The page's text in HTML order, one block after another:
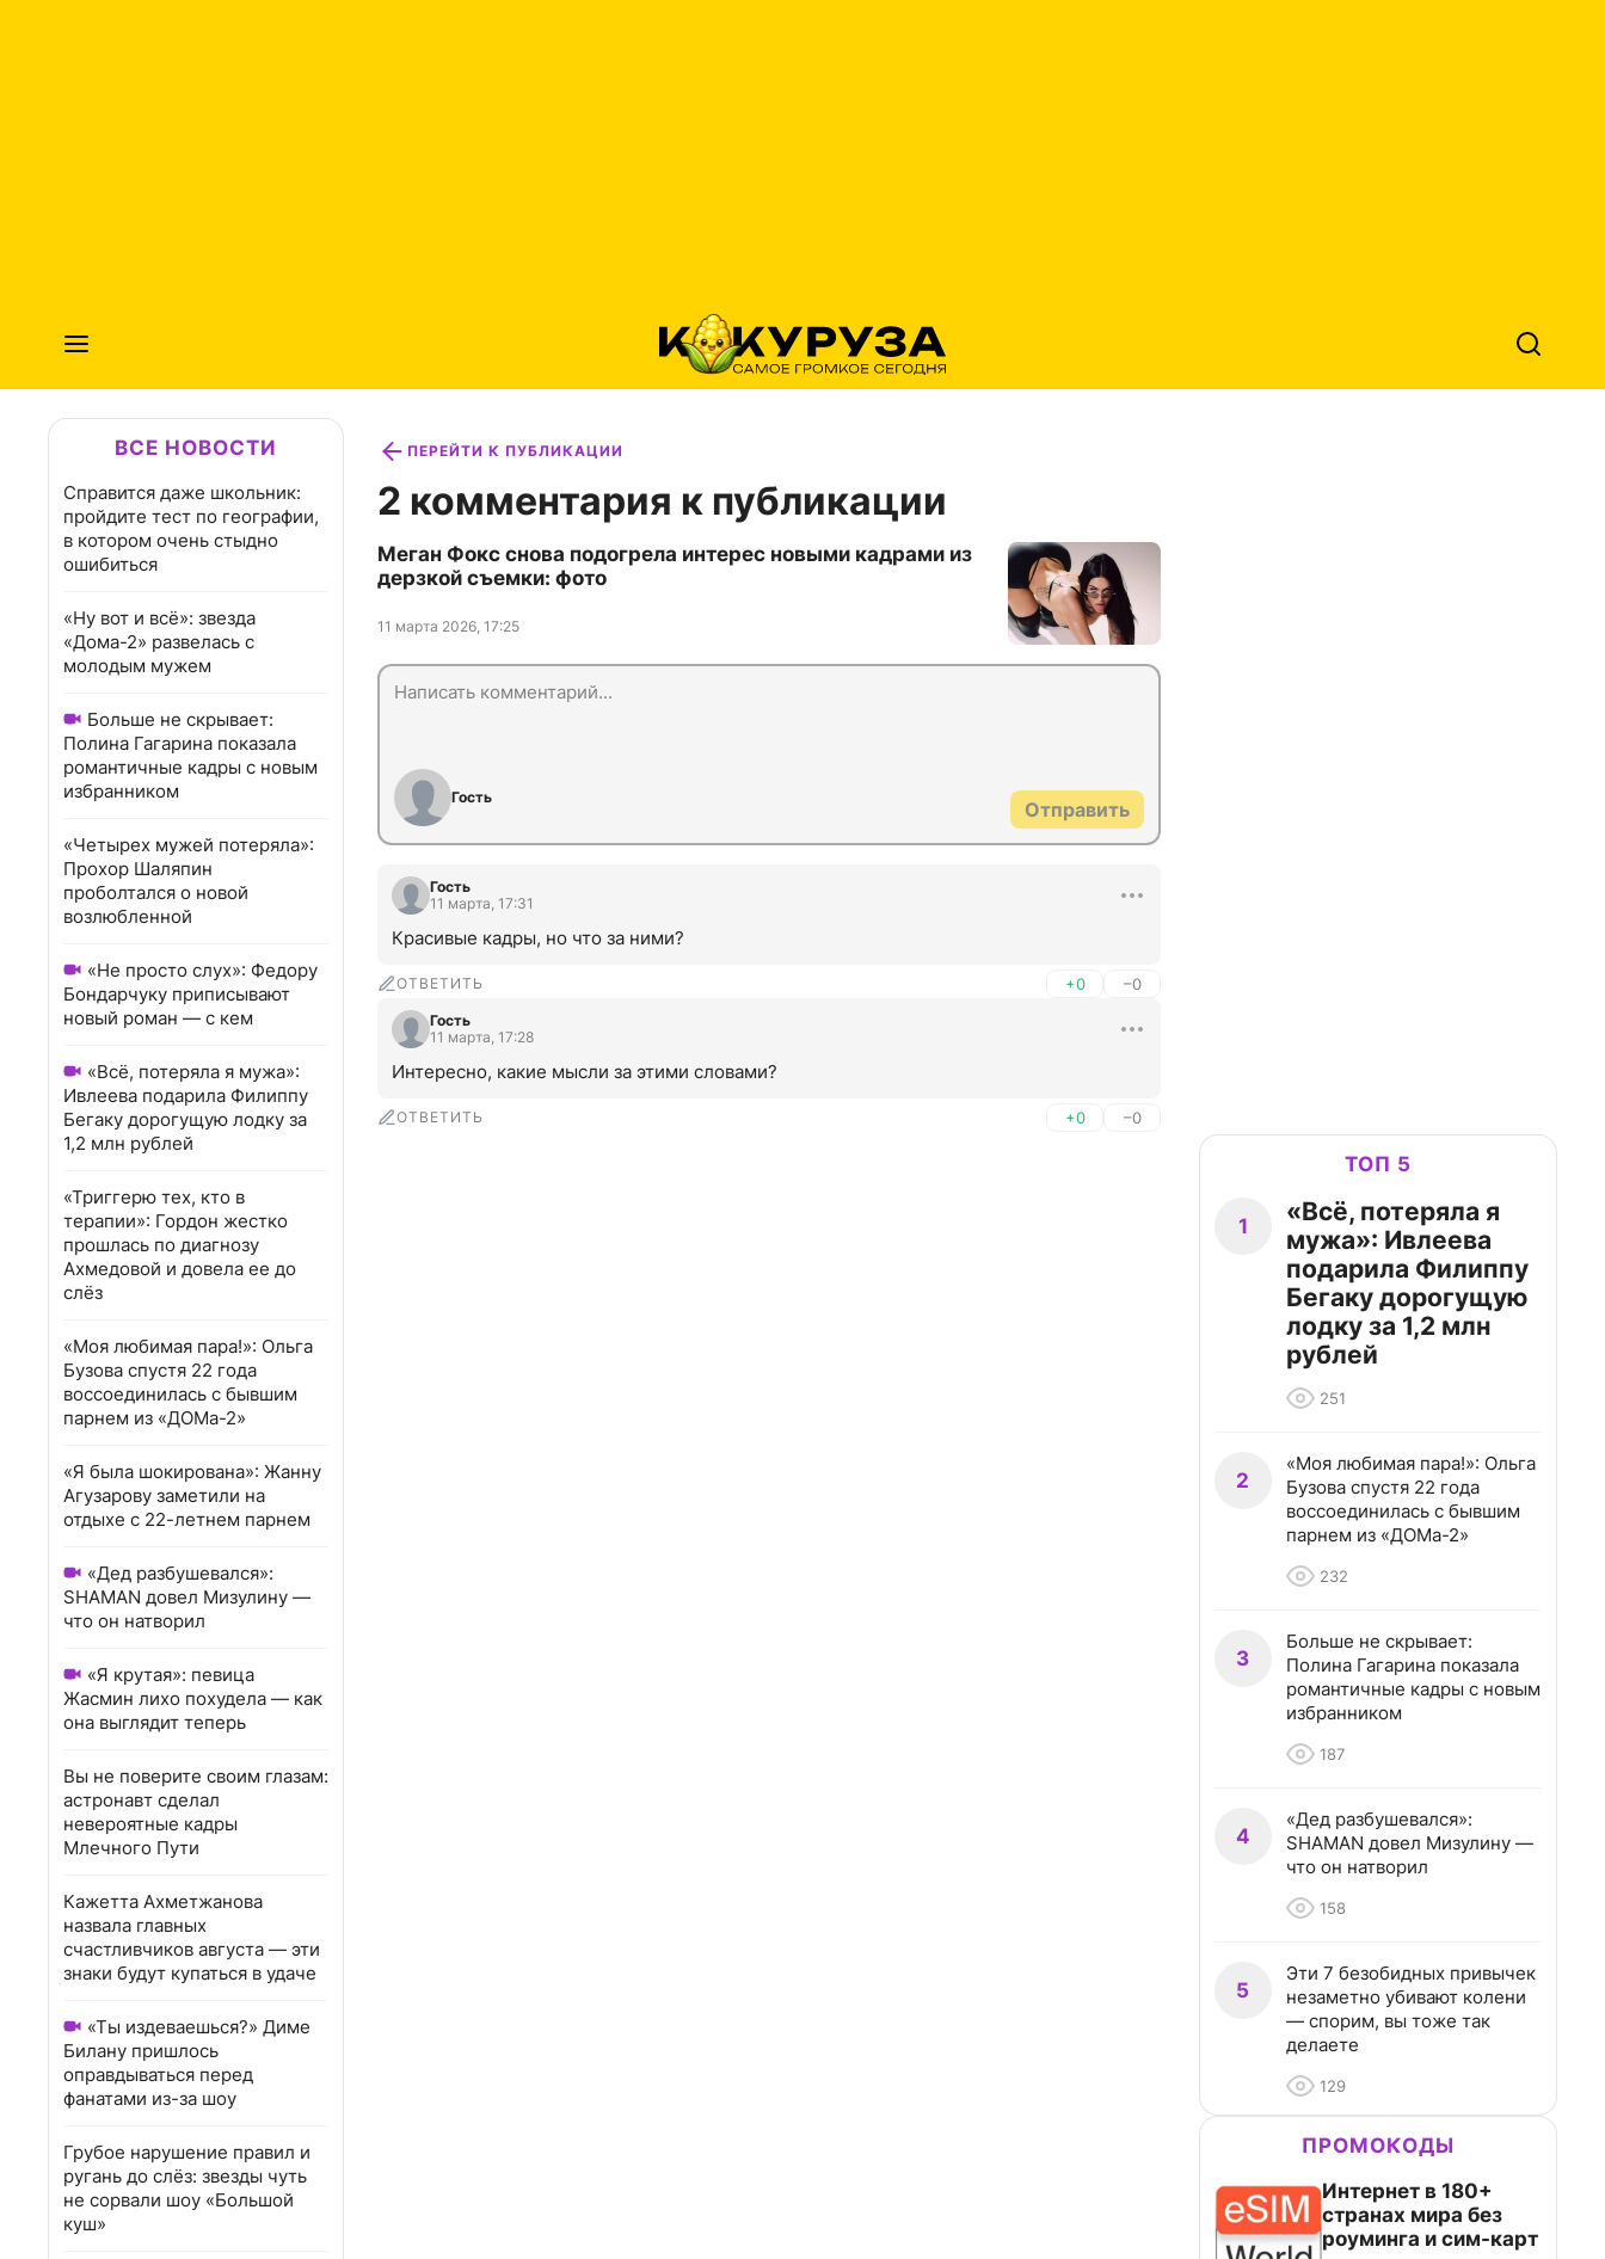
ВСЕ НОВОСТИ
Справится даже школьник:
пройдите тест по географии,
в котором очень стыдно
ошибиться
«Ну вот и всё»: звезда
«Дома-2» развелась с
молодым мужем
Больше не скрывает:
Полина Гагарина показала
романтичные кадры с новым
избранником
«Четырех мужей потеряла»:
Прохор Шаляпин
проболтался о новой
возлюбленной
«Не просто слух»: Федору
Бондарчуку приписывают
новый роман — с кем
«Всё, потеряла я мужа»:
Ивлеева подарила Филиппу
Бегаку дорогущую лодку за
1,2 млн рублей
«Триггерю тех, кто в
терапии»: Гордон жестко
прошлась по диагнозу
Ахмедовой и довела ее до
слёз
«Моя любимая пара!»: Ольга
Бузова спустя 22 года
воссоединилась с бывшим
парнем из «ДОМа-2»
«Я была шокирована»: Жанну
Агузарову заметили на
отдыхе с 22-летнем парнем
«Дед разбушевался»:
SHAMAN довел Мизулину —
что он натворил
«Я крутая»: певица
Жасмин лихо похудела — как
она выглядит теперь
Вы не поверите своим глазам:
астронавт сделал
невероятные кадры
Млечного Пути
Кажетта Ахметжанова
назвала главных
счастливчиков августа — эти
знаки будут купаться в удаче
«Ты издеваешься?» Диме
Билану пришлось
оправдываться перед
фанатами из-за шоу
Грубое нарушение правил и
ругань до слёз: звезды чуть
не сорвали шоу «Большой
куш»
ПЕРЕЙТИ К ПУБЛИКАЦИИ
2 комментария к публикации
Меган Фокс снова подогрела интерес новыми кадрами из
дерзкой съемки: фото
11 марта 2026, 17:25
Гость
Отправить
Гость
11 марта, 17:31
Красивые кадры, но что за ними?
ОТВЕТИТЬ +0 –0
Гость
11 марта, 17:28
Интересно, какие мысли за этими словами?
ОТВЕТИТЬ +0 –0
ТОП 5
1
«Всё, потеряла я
мужа»: Ивлеева
подарила Филиппу
Бегаку дорогущую
лодку за 1,2 млн
рублей
251
2
«Моя любимая пара!»: Ольга
Бузова спустя 22 года
воссоединилась с бывшим
парнем из «ДОМа-2»
232
3
Больше не скрывает:
Полина Гагарина показала
романтичные кадры с новым
избранником
187
4
«Дед разбушевался»:
SHAMAN довел Мизулину —
что он натворил
158
5
Эти 7 безобидных привычек
незаметно убивают колени
— спорим, вы тоже так
делаете
129
ПРОМОКОДЫ
Интернет в 180+
странах мира без
роуминга и сим-карт